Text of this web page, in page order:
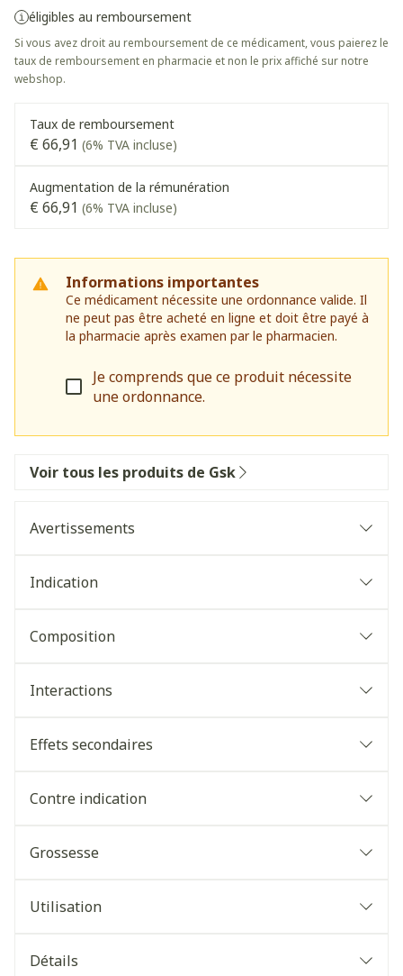
éligibles au remboursement
Si vous avez droit au remboursement de ce médicament, vous paierez le
taux de remboursement en pharmacie et non le prix affiché sur notre
webshop.
Taux de remboursement
€ 66,91 (6% TVA incluse)
Augmentation de la rémunération
€ 66,91 (6% TVA incluse)
Informations importantes
Ce médicament nécessite une ordonnance valide. Il
ne peut pas être acheté en ligne et doit être payé à
la pharmacie après examen par le pharmacien.
Je comprends que ce produit nécessite
une ordonnance.
Voir tous les produits de Gsk
Avertissements
Indication
Composition
Interactions
Effets secondaires
Contre indication
Grossesse
Utilisation
Détails